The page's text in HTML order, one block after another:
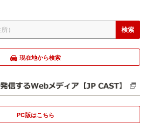
現在地から検索
PC版はこちら